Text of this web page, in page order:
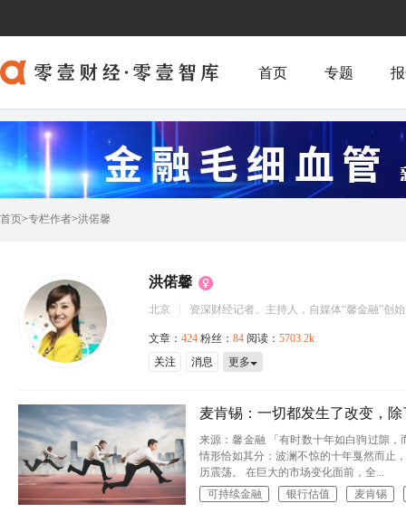
首页 专题
首页>专栏作者>洪偌馨
洪偌馨
北京 资深财经记者、主持人，自媒体“馨金融”创
文章：424粉丝：84 阅读：5703.2k
关注
消息 更多
麦肯锡：一切都发生了改变，
来源：馨金融 「有时数十年如白驹过隙
情形恰如其分：波澜不惊的十年戛然而止
历震荡。 在巨大的市场变化面前，全...
可持续金融
银行估值 麦肯锡